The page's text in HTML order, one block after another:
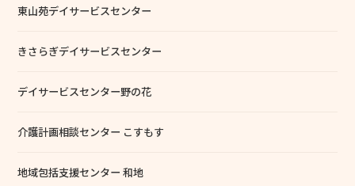
東山苑デイサービスセンター
きさらぎデイサービスセンター
デイサービスセンター野の花
介護計画相談センター こすもす
地域包括支援センター 和地